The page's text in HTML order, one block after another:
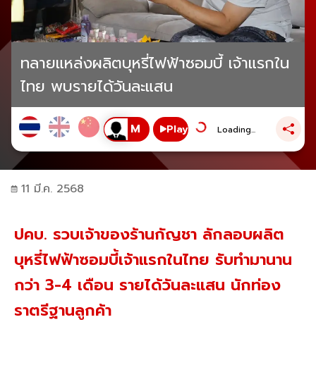
ทลายแหล่งผลิตบุหรี่ไฟฟ้าซอมบี้ เจ้าแรกใน
ไทย พบรายได้วันละแสน
Play Loading...
11 มี.ค. 2568
ปคบ. รวบเจ้าของร้านกัญชา ลักลอบผลิต
บุหรี่ไฟฟ้าซอมบี้เจ้าแรกในไทย รับทำมานาน
กว่า 3-4 เดือน รายได้วันละแสน นักท่อง
ราตรีฐานลูกค้า